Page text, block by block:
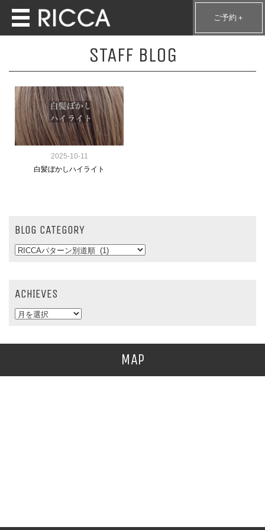
ご予約＋
STAFF BLOG
2025-10-11
白髪ぼかしハイライト
BLOG CATEGORY
ACHIEVES
MAP